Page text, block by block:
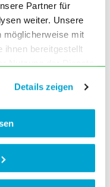
Partner für
weiter. Unsere
möglicherweise mit
ihnen bereitgestellt
weiterhin nutzen.
Details zeigen